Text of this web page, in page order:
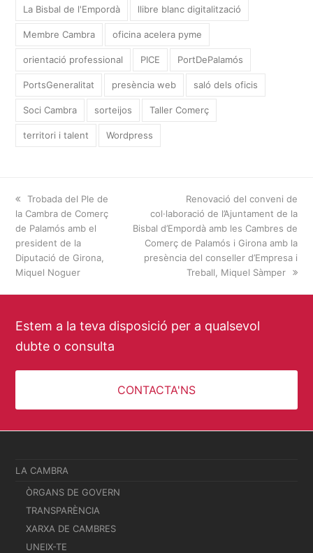
La Bisbal de l'Empordà llibre blanc digitalització
Membre Cambra oficina acelera pyme
orientació professional PICE PortDePalamós
PortsGeneralitat presència web saló dels oficis
Soci Cambra sorteijos Taller Comerç
territori i talent Wordpress
previous
post:
Trobada del Ple de
la Cambra de Comerç
de Palamós amb el
president de la
Diputació de Girona,
Miquel Noguer
next
post:
Renovació del conveni de
col·laboració de l’Ajuntament de la
Bisbal d’Empordà amb les Cambres de
Comerç de Palamós i Girona amb la
presència del conseller d’Empresa i
Treball, Miquel Sàmper
Estem a la teva disposició per a qualsevol
dubte o consulta
CONTACTA'NS
LA CAMBRA
ÒRGANS DE GOVERN
TRANSPARÈNCIA
XARXA DE CAMBRES
UNEIX-TE